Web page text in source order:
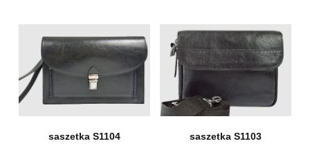
saszetka S1104 saszetka S1103